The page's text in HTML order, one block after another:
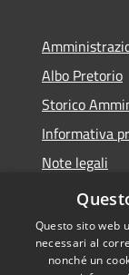
Albo Pretorio
Storico
Informativa
Note legali
Questo sito web
necessari al
nonché un